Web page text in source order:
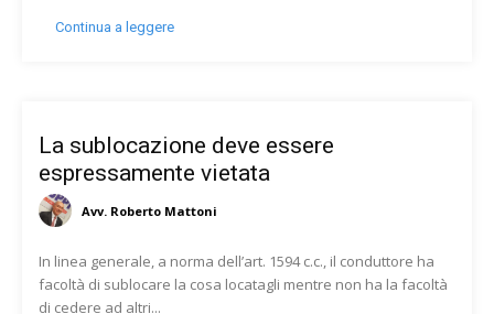
Continua a leggere
La sublocazione deve essere
espressamente vietata
Avv. Roberto Mattoni
In linea generale, a norma dell’art. 1594 c.c., il conduttore ha
facoltà di sublocare la cosa locatagli mentre non ha la facoltà
di cedere ad altri...